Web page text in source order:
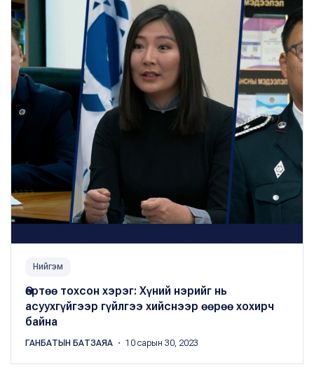
Нийгэм
Өөртөө тохсон хэрэг: Хүний нэрийг нь
асуухгүйгээр гүйлгээ хийснээр өөрөө хохирч
байна
ГАНБАТЫН БАТЗАЯА ・ 10 сарын 30, 2023